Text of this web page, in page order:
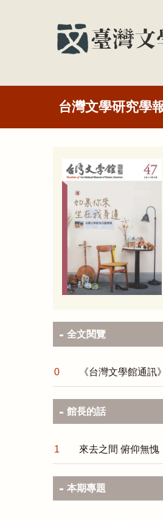
台灣文學研究學
全文閱覽
0 《台灣文學館通訊
館長的話
1 來去之間 俯仰無愧
本期專題